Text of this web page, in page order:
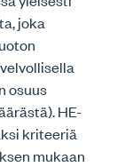
joka
osuus
HE-
kriteeriä
mukaan